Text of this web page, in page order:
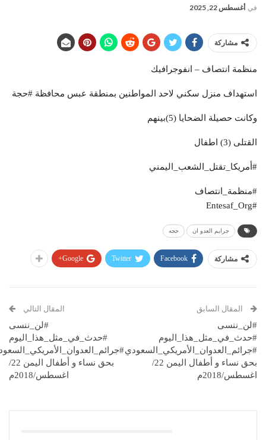
في أغسطس 22, 2025
مشاركة
منظمة انتصاف – انفوجرافيك
استهداف منزل سكني لاحد المواطنين بمنطقة عبس محافظة #حجة
وكانت حصيلة الضحايا (5)بينهم
القتلى (3) اطفال
#أمريكا_تقتل_الشعب_اليمني
#منظمة_انتصاف
#Entesaf_Org
جرايم العدو ان حجه
مشاركة Facebook
Twitter
Google+
المقال السابق
#لن_ننسى
#حدث_في_مثل_هذا_اليوم
#جرائم_العدوان_الأمريكي_السعودي
بحق نساء و أطفال اليمن 22/
اغسطس/2018م
المقال التالي
#لن_ننسى
#حدث_في_مثل_هذا_اليوم
بحق نساء و أطفال اليمن 22/
اغسطس/2018م